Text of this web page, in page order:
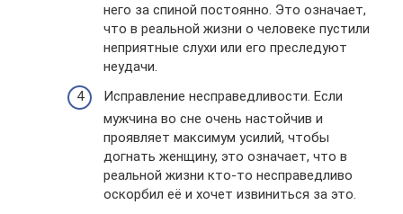
него за спиной постоянно. Это означает,
что в реальной жизни о человеке пустили
неприятные слухи или его преследуют
неудачи.
Исправление несправедливости. Если
мужчина во сне очень настойчив и
проявляет максимум усилий, чтобы
догнать женщину, это означает, что в
реальной жизни кто-то несправедливо
оскорбил её и хочет извиниться за это.